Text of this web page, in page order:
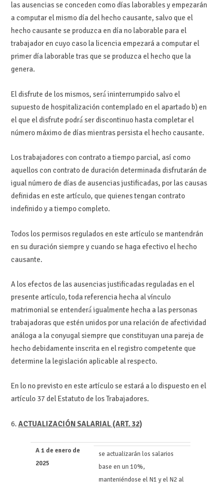
las ausencias se conceden como días laborables y empezarán
a computar el mismo día del hecho causante, salvo que el
hecho causante se produzca en día no laborable para el
trabajador en cuyo caso la licencia empezará a computar el
primer día laborable tras que se produzca el hecho que la
genera.
El disfrute de los mismos, será́ ininterrumpido salvo el
supuesto de hospitalización contemplado en el apartado b) en
el que el disfrute podrá́ ser discontinuo hasta completar el
número máximo de días mientras persista el hecho causante.
Los trabajadores con contrato a tiempo parcial, así como
aquellos con contrato de duración determinada disfrutarán de
igual número de días de ausencias justificadas, por las causas
definidas en este artículo, que quienes tengan contrato
indefinido y a tiempo completo.
Todos los permisos regulados en este artículo se mantendrán
en su duración siempre y cuando se haga efectivo el hecho
causante.
A los efectos de las ausencias justificadas reguladas en el
presente artículo, toda referencia hecha al vínculo
matrimonial se entenderá́ igualmente hecha a las personas
trabajadoras que estén unidos por una relación de afectividad
análoga a la conyugal siempre que constituyan una pareja de
hecho debidamente inscrita en el registro competente que
determine la legislación aplicable al respecto.
En lo no previsto en este artículo se estará a lo dispuesto en el
artículo 37 del Estatuto de los Trabajadores.
6. ACTUALIZACIÓN SALARIAL (ART. 32)
A 1 de enero de
2025
se actualizarán los salarios
base en un 10%,
manteniéndose el N1 y el N2 al